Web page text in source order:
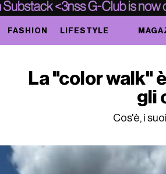
FASHION LIFESTYLE
La "color walk"
gli
Cos'è, i